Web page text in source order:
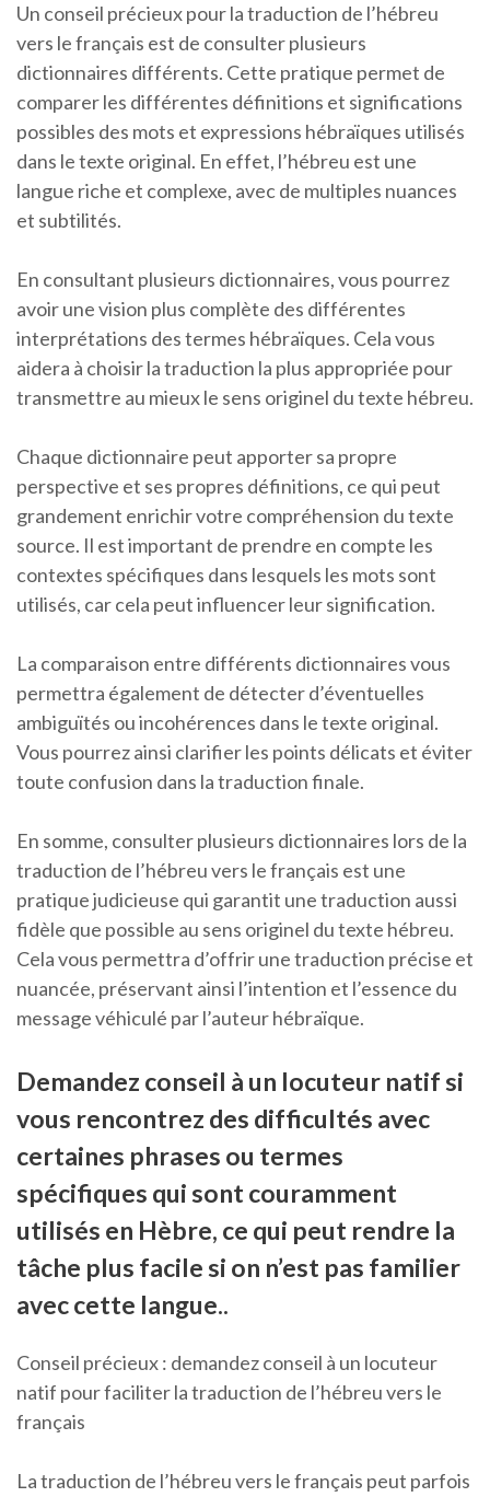
Un conseil précieux pour la traduction de l’hébreu
vers le français est de consulter plusieurs
dictionnaires différents. Cette pratique permet de
comparer les différentes définitions et significations
possibles des mots et expressions hébraïques utilisés
dans le texte original. En effet, l’hébreu est une
langue riche et complexe, avec de multiples nuances
et subtilités.
En consultant plusieurs dictionnaires, vous pourrez
avoir une vision plus complète des différentes
interprétations des termes hébraïques. Cela vous
aidera à choisir la traduction la plus appropriée pour
transmettre au mieux le sens originel du texte hébreu.
Chaque dictionnaire peut apporter sa propre
perspective et ses propres définitions, ce qui peut
grandement enrichir votre compréhension du texte
source. Il est important de prendre en compte les
contextes spécifiques dans lesquels les mots sont
utilisés, car cela peut influencer leur signification.
La comparaison entre différents dictionnaires vous
permettra également de détecter d’éventuelles
ambiguïtés ou incohérences dans le texte original.
Vous pourrez ainsi clarifier les points délicats et éviter
toute confusion dans la traduction finale.
En somme, consulter plusieurs dictionnaires lors de la
traduction de l’hébreu vers le français est une
pratique judicieuse qui garantit une traduction aussi
fidèle que possible au sens originel du texte hébreu.
Cela vous permettra d’offrir une traduction précise et
nuancée, préservant ainsi l’intention et l’essence du
message véhiculé par l’auteur hébraïque.
Demandez conseil à un locuteur natif si
vous rencontrez des difficultés avec
certaines phrases ou termes
spécifiques qui sont couramment
utilisés en Hèbre, ce qui peut rendre la
tâche plus facile si on n’est pas familier
avec cette langue..
Conseil précieux : demandez conseil à un locuteur
natif pour faciliter la traduction de l’hébreu vers le
français
La traduction de l’hébreu vers le français peut parfois